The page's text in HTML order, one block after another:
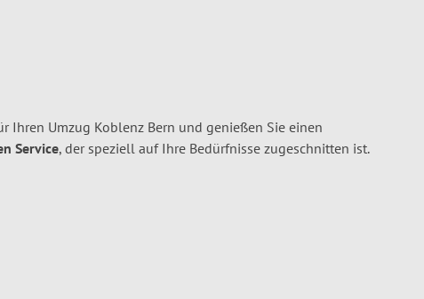
Ihren Umzug Koblenz Bern und genießen Sie einen
Service, der speziell auf Ihre Bedürfnisse zugeschnitten ist.